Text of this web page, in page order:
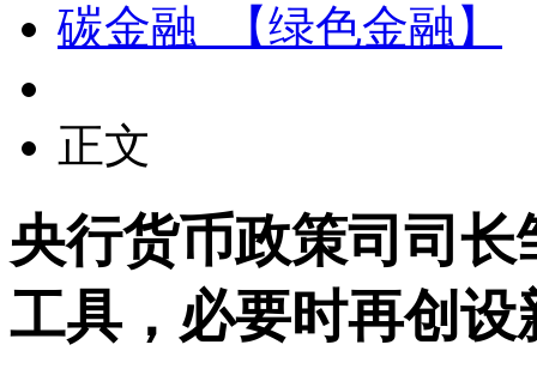
碳金融_【绿色金融】
正文
央行货币政策司司
工具，必要时再创设